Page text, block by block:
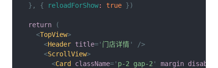
} , { reloadForShow: true })
return
(
<TopView>
<Header title=' 门店详情 '
/>
<ScrollView>
<Card className=' p-2 gap-2 ' margin